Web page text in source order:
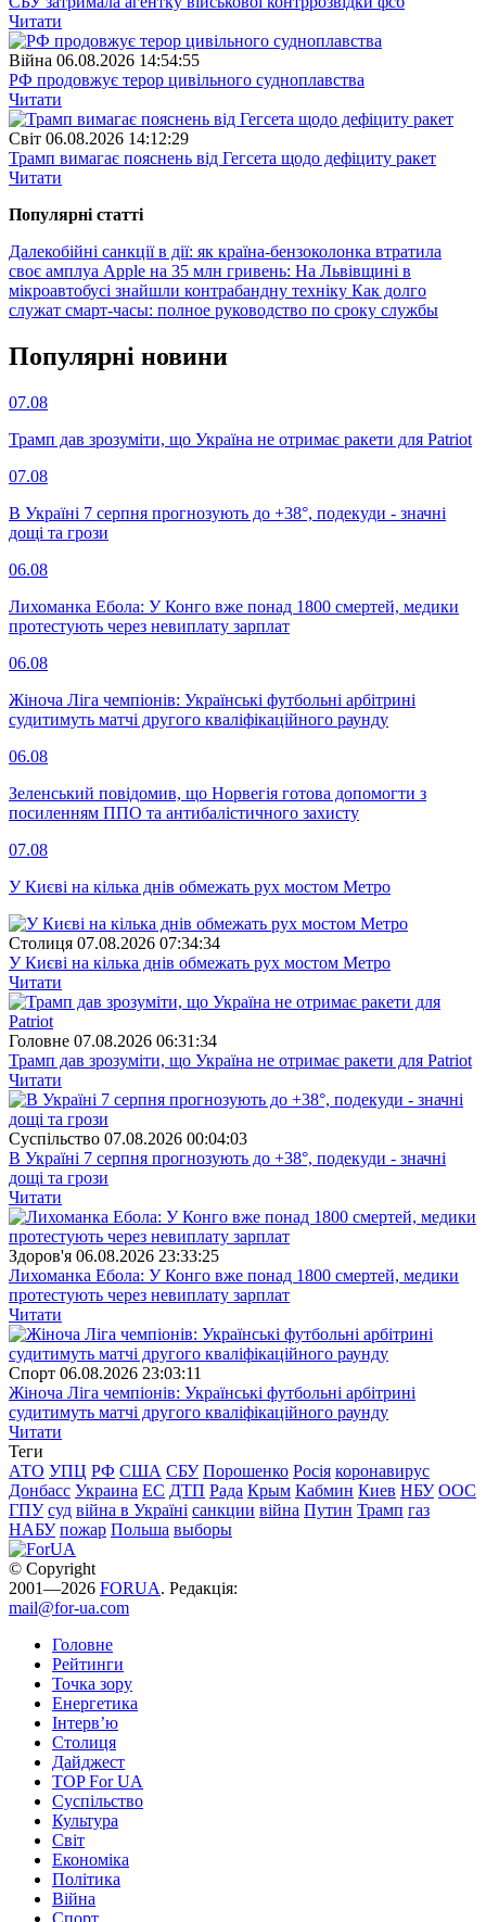
Читати
Війна 06.08.2026 14:54:55
РФ продовжує терор цивільного судноплавства
Читати
Свiт 06.08.2026 14:12:29
Трамп вимагає пояснень від Гегсета щодо дефіциту ракет
Читати
Популярнi статтi
Далекобійні санкції в дії: як країна-бензоколонка втратила
своє амплуа Apple на 35 млн гривень: На Львівщині в
мікроавтобусі знайшли контрабандну техніку Как долго
служат смарт-часы: полное руководство по сроку службы
Популярнi новини
07.08
Трамп дав зрозуміти, що Україна не отримає ракети для Patriot
07.08
В Україні 7 серпня прогнозують до +38°, подекуди - значні
дощі та грози
06.08
Лихоманка Ебола: У Конго вже понад 1800 смертей, медики
протестують через невиплату зарплат
06.08
Жіноча Ліга чемпіонів: Українські футбольні арбітрині
судитимуть матчі другого кваліфікаційного раунду
06.08
Зеленський повідомив, що Норвегія готова допомогти з
посиленням ППО та антибалістичного захисту
07.08
У Києві на кілька днів обмежать рух мостом Метро
Столиця 07.08.2026 07:34:34
У Києві на кілька днів обмежать рух мостом Метро
Читати
Головне 07.08.2026 06:31:34
Трамп дав зрозуміти, що Україна не отримає ракети для Patriot
Читати
Суспiльство 07.08.2026 00:04:03
В Україні 7 серпня прогнозують до +38°, подекуди - значні
дощі та грози
Читати
Здоров'я 06.08.2026 23:33:25
Лихоманка Ебола: У Конго вже понад 1800 смертей, медики
протестують через невиплату зарплат
Читати
Спорт 06.08.2026 23:03:11
Жіноча Ліга чемпіонів: Українські футбольні арбітрині
судитимуть матчі другого кваліфікаційного раунду
Читати
Теги
АТО УПЦ РФ США СБУ Порошенко Росія коронавирус
Донбасс Украина ЕС ДТП Рада Крым Кабмин Киев НБУ ООС
ГПУ суд війна в Україні санкции війна Путин Трамп газ
НАБУ пожар Польша выборы
© Copyright
2001—2026 FORUA. Редакція:
mail@for-ua.com
Головне
Рейтинги
Точка зору
Енергетика
Інтерв’ю
Столиця
Дайджест
TOP For UA
Суспiльство
Культура
Світ
Економіка
Політика
Війна
Спорт